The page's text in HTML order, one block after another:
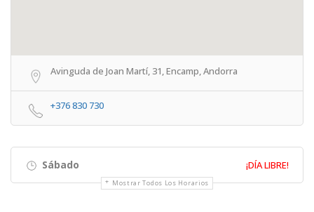
Avinguda de Joan Martí, 31, Encamp, Andorra
+376 830 730
Sábado ¡DÍA LIBRE!
Mostrar Todos Los Horarios